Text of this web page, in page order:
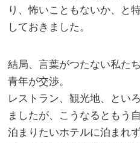
り、怖いこともないか、と
しておきました。
結局、言葉がつたない私た
青年が交渉。
レストラン、観光地、とい
ましたが、こうなるともう
泊まりたいホテルに泊まれ